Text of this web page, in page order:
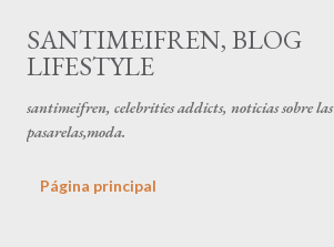
Ir al contenido principal
SANTIMEIFREN, BLOG
LIFESTYLE
santimeifren, celebrities addicts, noticias sobre las
pasarelas,moda.
Página principal